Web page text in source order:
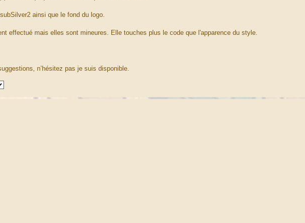
ainsi que le fond du logo.
effectué mais elles sont mineures. Elle touches plus le code que l'apparence du style.
n’hésitez pas je suis disponible.